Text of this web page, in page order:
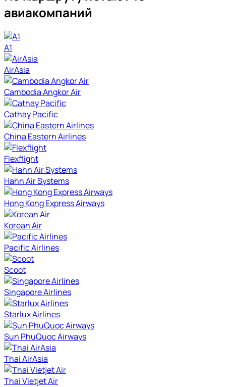
авиакомпаний
A1
AirAsia
Cambodia Angkor Air
Cathay Pacific
China Eastern Airlines
Flexflight
Hahn Air Systems
Hong Kong Express Airways
Korean Air
Pacific Airlines
Scoot
Singapore Airlines
Starlux Airlines
Sun PhuQuoc Airways
Thai AirAsia
Thai Vietjet Air